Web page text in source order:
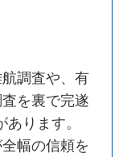
調査や、有
を裏で完遂
あります。
幅の信頼を